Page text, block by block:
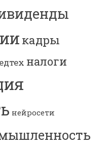
кадры
налоги
нейросети